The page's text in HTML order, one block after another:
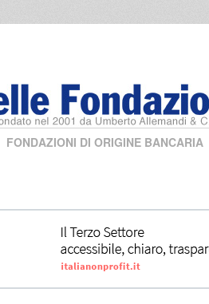
FONDAZIONI DI ORIGINE BANCARIA